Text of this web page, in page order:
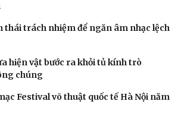
thái trách nhiệm để ngăn âm nhạc lệch
hiện vật bước ra khỏi tủ kính trò
chúng
Festival võ thuật quốc tế Hà Nội năm